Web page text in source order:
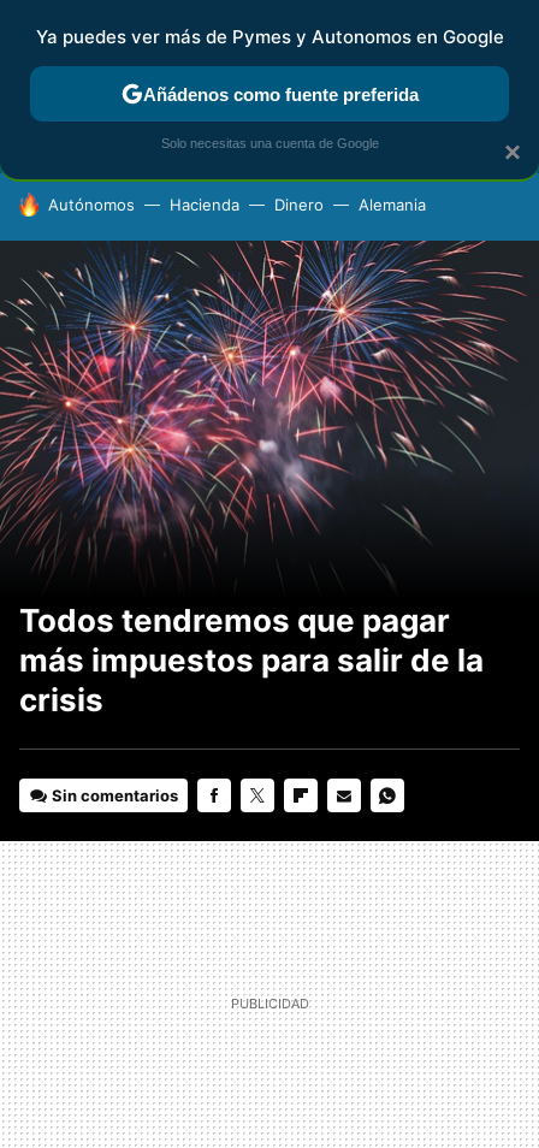
FISCALIDAD Y CONTABILIDAD KIT DIGITAL RENTA
HOY SE HABLA DE
Autónomos Hacienda Dinero Alemania
Todos tendremos que pagar
más impuestos para salir de la
crisis
Sin comentarios
MAIL
×
Ya puedes ver más de Pymes y Autonomos en Google
Añádenos como fuente preferida
Solo necesitas una cuenta de Google